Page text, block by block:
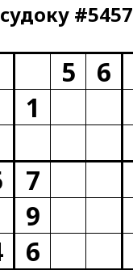
#5457
5 6
1
7
9
6